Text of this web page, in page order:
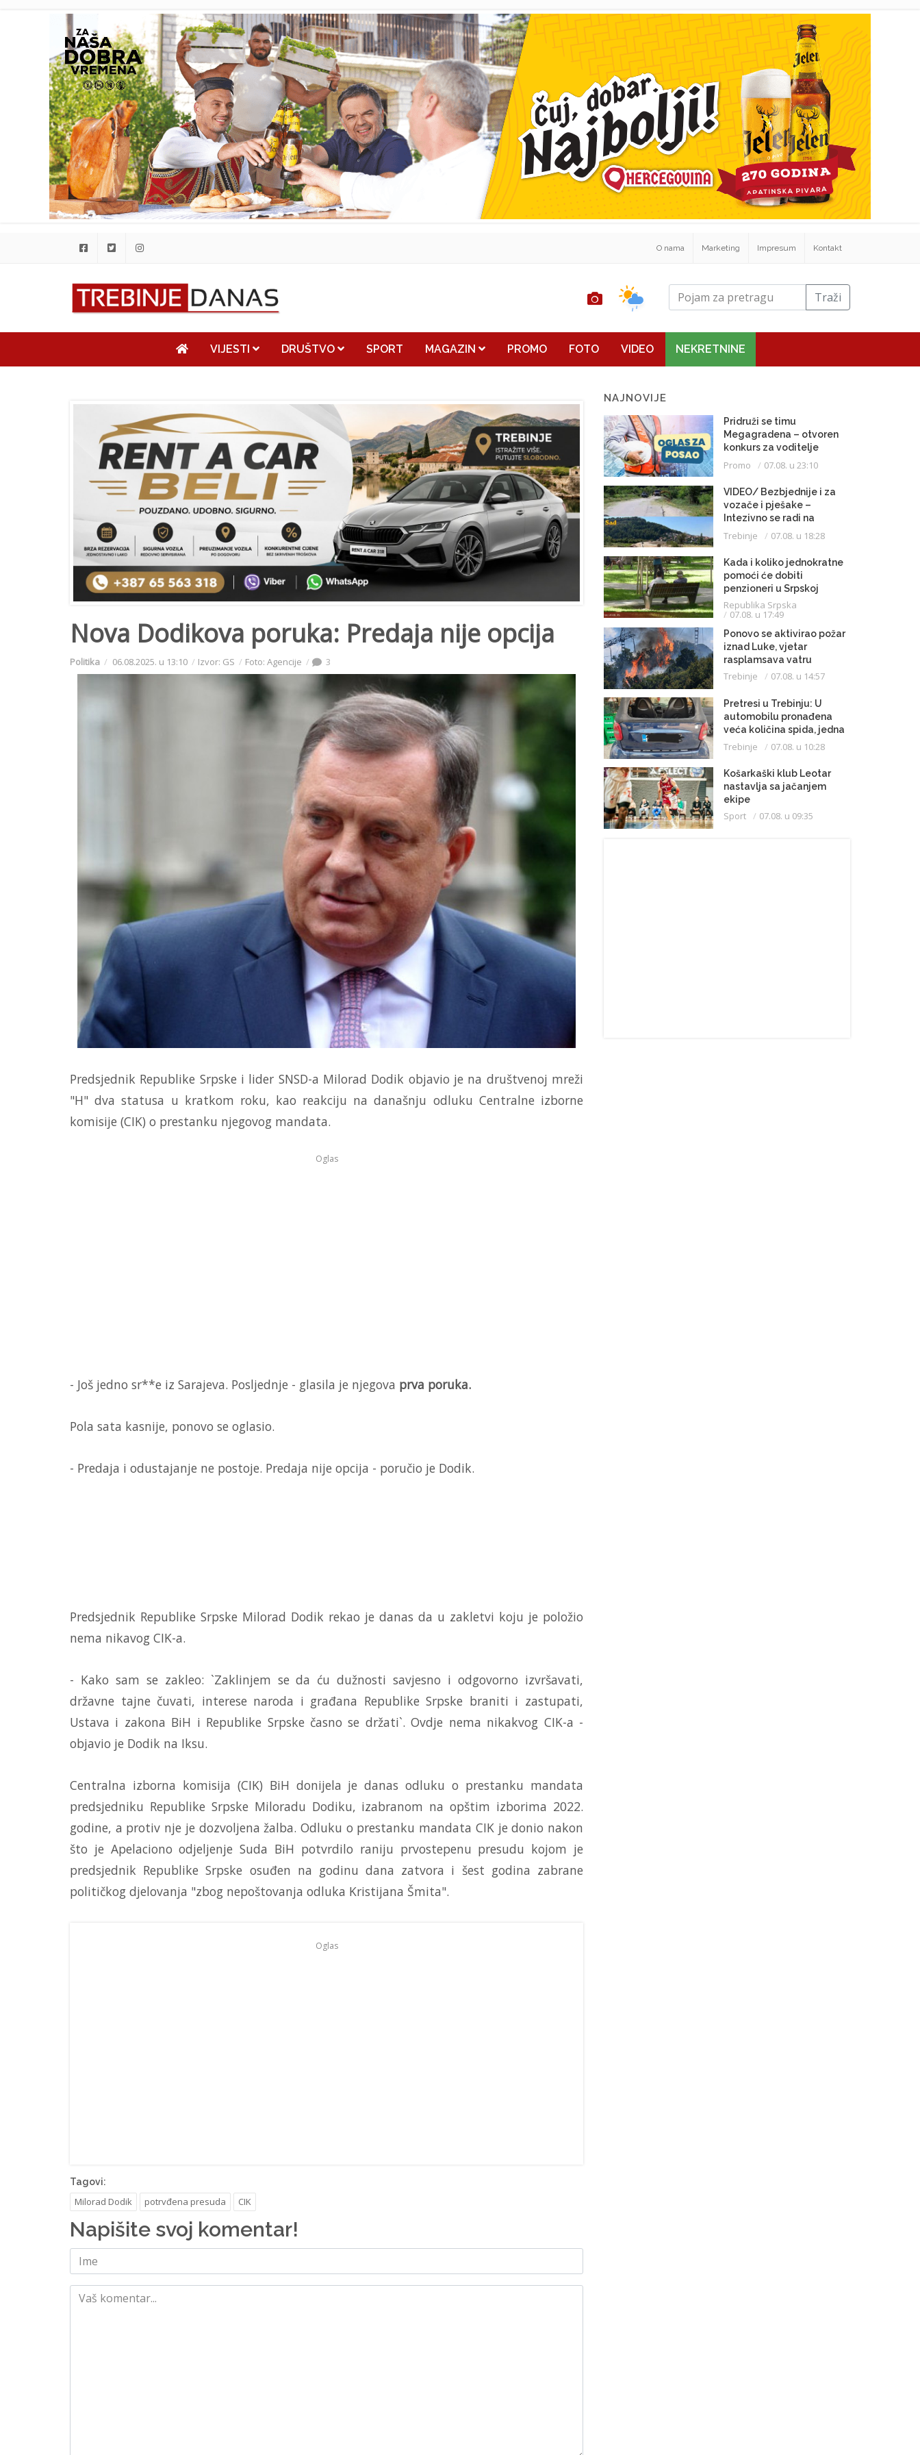
O nama Marketing Impresum Kontakt
Traži
VIJESTI DRUŠTVO SPORT MAGAZIN PROMO FOTO VIDEO NEKRETNINE
Nova Dodikova poruka: Predaja nije opcija
Politika 06.08.2025. u 13:10 Izvor: GS Foto: Agencije 3
Predsjednik Republike Srpske i lider SNSD-a Milorad Dodik objavio je na društvenoj mreži
"H" dva statusa u kratkom roku, kao reakciju na današnju odluku Centralne izborne
komisije (CIK) o prestanku njegovog mandata.
Oglas
- Još jedno sr**e iz Sarajeva. Posljednje - glasila je njegova prva poruka.
Pola sata kasnije, ponovo se oglasio.
- Predaja i odustajanje ne postoje. Predaja nije opcija - poručio je Dodik.
Predsjednik Republike Srpske Milorad Dodik rekao je danas da u zakletvi koju je položio
nema nikavog CIK-a.
- Kako sam se zakleo: `Zaklinjem se da ću dužnosti savjesno i odgovorno izvršavati,
državne tajne čuvati, interese naroda i građana Republike Srpske braniti i zastupati,
Ustava i zakona BiH i Republike Srpske časno se držati`. Ovdje nema nikakvog CIK-a -
objavio je Dodik na Iksu.
Centralna izborna komisija (CIK) BiH donijela je danas odluku o prestanku mandata
predsjedniku Republike Srpske Miloradu Dodiku, izabranom na opštim izborima 2022.
godine, a protiv nje je dozvoljena žalba. Odluku o prestanku mandata CIK je donio nakon
što je Apelaciono odjeljenje Suda BiH potvrdilo raniju prvostepenu presudu kojom je
predsjednik Republike Srpske osuđen na godinu dana zatvora i šest godina zabrane
političkog djelovanja "zbog nepoštovanja odluka Kristijana Šmita".
Oglas
Tagovi:
Milorad Dodik potrvđena presuda CIK
Napišite svoj komentar!
NAJNOVIJE
Pridruži se timu
Megagradena – otvoren
konkurs za voditelje
gradilišta
Promo 07.08. u 23:10
VIDEO/ Bezbjednije i za
vozače i pješake –
Intezivno se radi na
proširenju saobraćajnice
Trebinje 07.08. u 18:28
Kada i koliko jednokratne
pomoći će dobiti
penzioneri u Srpskoj
Republika Srpska
07.08. u 17:49
Ponovo se aktivirao požar
iznad Luke, vjetar
rasplamsava vatru
Trebinje 07.08. u 14:57
Pretresi u Trebinju: U
automobilu pronađena
veća količina spida, jedna
osoba uhapšena
Trebinje 07.08. u 10:28
Košarkaški klub Leotar
nastavlja sa jačanjem
ekipe
Sport 07.08. u 09:35